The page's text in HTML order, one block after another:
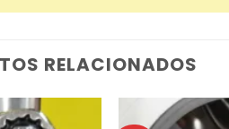
RELACIONADOS